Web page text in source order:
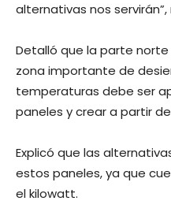
alternativas nos
Detalló que la parte norte
zona importante de
temperaturas debe ser
paneles y crear a partir
Explicó que las
estos paneles, ya que
el kilowatt.